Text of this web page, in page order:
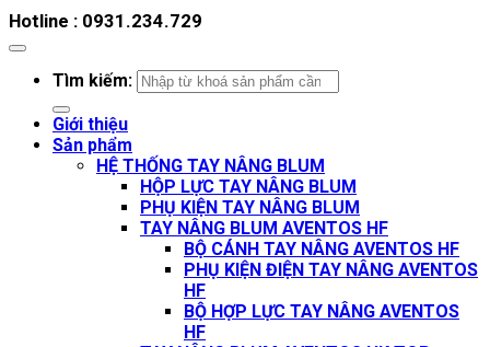
Hotline : 0931.234.729
Tìm kiếm:
Giới thiệu
Sản phẩm
HỆ THỐNG TAY NÂNG BLUM
HỘP LỰC TAY NÂNG BLUM
PHỤ KIỆN TAY NÂNG BLUM
TAY NÂNG BLUM AVENTOS HF
BỘ CÁNH TAY NÂNG AVENTOS HF
PHỤ KIỆN ĐIỆN TAY NÂNG AVENTOS
HF
BỘ HỢP LỰC TAY NÂNG AVENTOS
HF